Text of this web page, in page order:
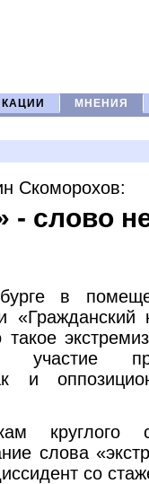
МНЕНИЯ
Скоморохов:
- слово
в
«Гражданский
и
круглого
слова
со